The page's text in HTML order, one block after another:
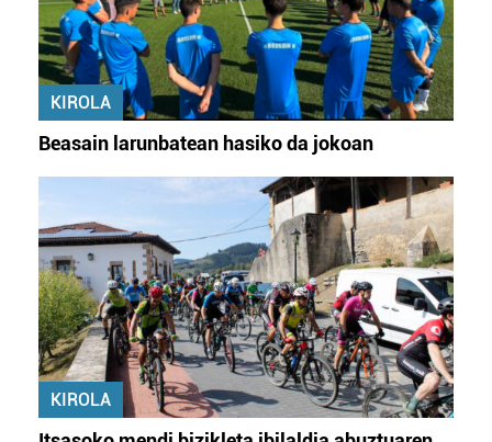
KIROLA
Beasain larunbatean hasiko da jokoan
KIROLA